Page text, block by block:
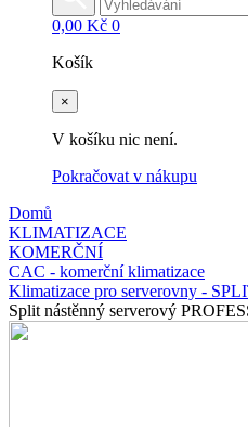
0,00 Kč 0
Košík
×
V košíku nic není.
Pokračovat v nákupu
Domů
KLIMATIZACE
KOMERČNÍ
CAC - komerční klimatizace
Klimatizace pro serverovny -
Split nástěnný serverový